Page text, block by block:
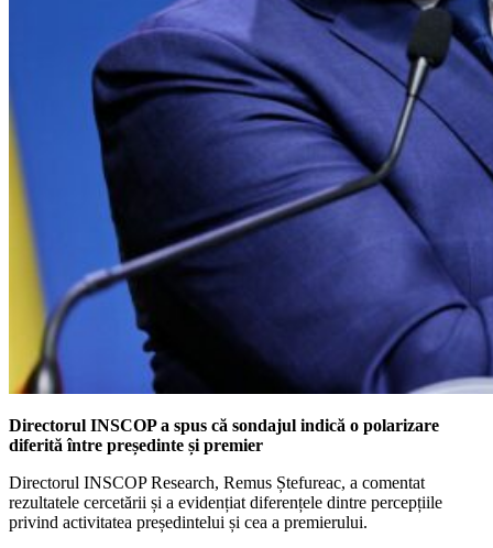
Directorul INSCOP a spus că sondajul indică o polarizare
diferită între președinte și premier
Directorul INSCOP Research, Remus Ștefureac, a comentat
rezultatele cercetării și a evidențiat diferențele dintre percepțiile
privind activitatea președintelui și cea a premierului.